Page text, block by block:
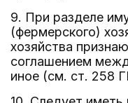
9. При разделе
(фермерского)
хозяйства
соглашением
иное (см. ст. 258